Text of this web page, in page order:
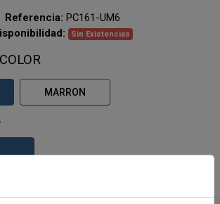
Referencia: PC161-UM6
Sin Existencias
COLOR
MARRON
AÑADIR AL CARRITO